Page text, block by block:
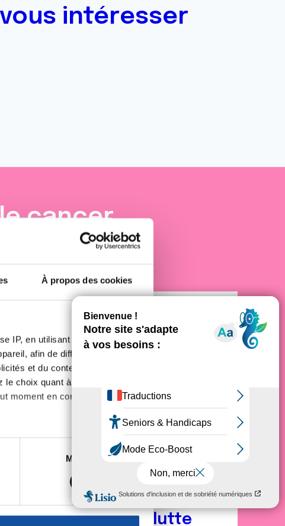
À propos des cookies
IP, en utilisant des
afin de diffuser des
et du contenu, ainsi que de
choix quant à l'utilisation de
moment en consultant la
à plusieurs mètres près
reportez-vous à lasection «
déclaration sur les cookies.
Marketing
intéresser
cancer
acteur de la lutte